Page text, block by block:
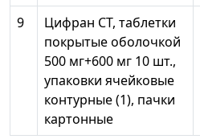
9
Цифран СТ, таблетки
покрытые оболочкой
500 мг+600 мг 10 шт.,
упаковки ячейковые
контурные (1), пачки
картонные